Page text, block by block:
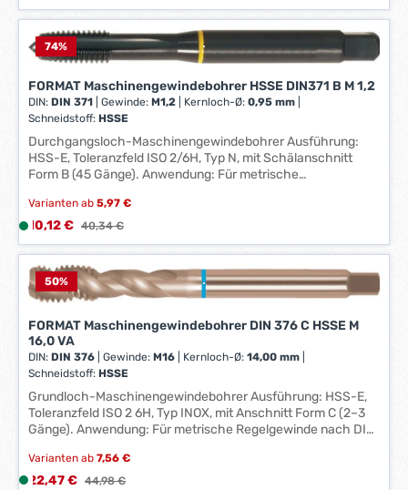
Kernloch-Ø: 26,50 mm Norm: DIN 376 Schneidstoff: HSSE
Schaft-vierkant: 18,0 mm Schaft-Ø: 22,0 mm Stähle bis
1000 N/mm²: 6 Stähle bis 1400 N/mm²: 5 Steigung: 3,50 mm
i
f
r
z
e
i
t
:
1
-
W
e
r
t
a
g
e
*
*
74%
FORMAT Maschinengewindebohrer HSSE DIN371 B M 1,2
DIN:DIN 371 Gewinde:M1,2 Kernloch-Ø:0,95 mm
Schneidstoff:HSSE
Durchgangsloch-Maschinengewindebohrer Ausführung:
HSS-E, Toleranzfeld ISO 2/6H, Typ N, mit Schälanschnitt
Form B (45 Gänge). Anwendung: Für metrische
Baustähle, Automatenstähle, Einsatzstähle und
Vergütungsstähle verwendbar. Technische Daten: DIN: DIN
mm Kernloch-Ø: 8,50 mm Norm: DIN 371 Schneidstoff: HSSE
Schaft-Vierkant DIN 371: 8,0 mm Schaft-Vierkant DIN 376:
5,5 mm Schaft-Ø DIN 371: 10,0 mm Schaft-Ø DIN 376: 7,0
mm Schaft-Ø: 10 mm Stähle bis 1000 N/mm²: 10 Stähle bis
1400 N/mm²: 8 Steigung: 1,50 mm Stähle bis 850 N/mm²: 12
Beschichtung: dampf.
Varianten ab 5,97 €
Verkaufspreis:
L
i
e
f
e
r
z
e
i
t
:
1
-
3
10,12 € Regulärer Preis:
40,34 €
50%
FORMAT Maschinengewindebohrer DIN 376 C HSSE M
16,0 VA
DIN:DIN 376 Gewinde:M16 Kernloch-Ø:14,00 mm
Schneidstoff:HSSE
Grundloch-Maschinengewindebohrer Ausführung: HSS-E,
Toleranzfeld ISO 2 6H, Typ INOX, mit Anschnitt Form C (2–3
Gänge). Anwendung: Für metrische Regelgewinde nach DIN
geschwefelte Stähle, austenitische Stähle, martensitische
Stähle und ferritische Stähle verwendbar. Hersteller:
Varianten ab 7,56 €
Verkaufspreis:
L
22,47 € Regulärer Preis:
44,98 €